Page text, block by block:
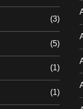
(3)
(5)
(1)
(1)